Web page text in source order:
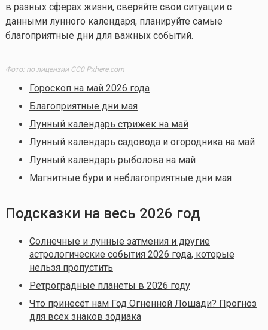
в разных сферах жизни, сверяйте свои ситуации с
данными лунного календаря, планируйте самые
благоприятные дни для важных событий.
Фото: по лицензии CC0 Pxhere.com
Гороскоп на май 2026 года
Благоприятные дни мая
Лунный календарь стрижек на май
Лунный календарь садовода и огородника на май
Лунный календарь рыболова на май
Магнитные бури и неблагоприятные дни мая
Подсказки на весь 2026 год
Солнечные и лунные затмения и другие
астрологические события 2026 года, которые
нельзя пропустить
Ретроградные планеты в 2026 году
Что принесёт нам Год Огненной Лошади? Прогноз
для всех знаков зодиака